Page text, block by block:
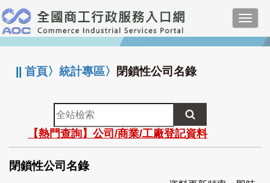
跳
到
主
要
:::
||首頁〉統計專區〉 閉鎖性公司名錄
全
站
檢
索
【熱門查詢】公司/商業/工廠登記資料
閉鎖性公司名錄